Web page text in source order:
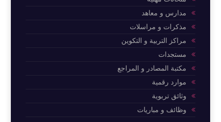
مدارس و معاهد
مذكرات و مراسلات
مراكز التربية و التكوين
مستجدات
مكتبة المصادر و المراجع
موارد رقمية
وثائق تربوية
وظائف و مباريات